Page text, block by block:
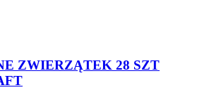
ZWIERZĄTEK 28 SZT